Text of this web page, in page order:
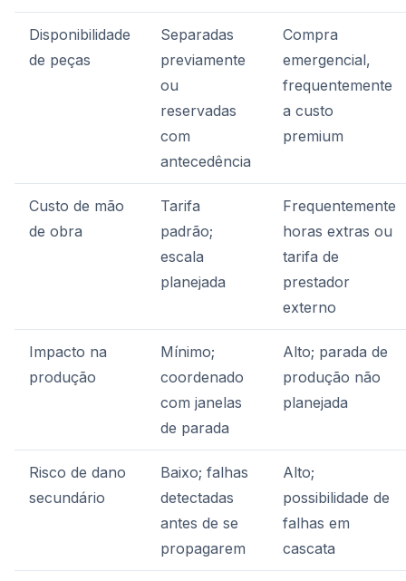
Disponibilidade
de peças
Separadas
previamente
ou
reservadas
com
antecedência
Compra
emergencial,
frequentemente
a custo
premium
Custo de mão
de obra
Tarifa
padrão;
escala
planejada
Frequentemente
horas extras ou
tarifa de
prestador
externo
Impacto na
produção
Mínimo;
coordenado
com janelas
de parada
Alto; parada de
produção não
planejada
Risco de dano
secundário
Baixo; falhas
detectadas
antes de se
propagarem
Alto;
possibilidade de
falhas em
cascata